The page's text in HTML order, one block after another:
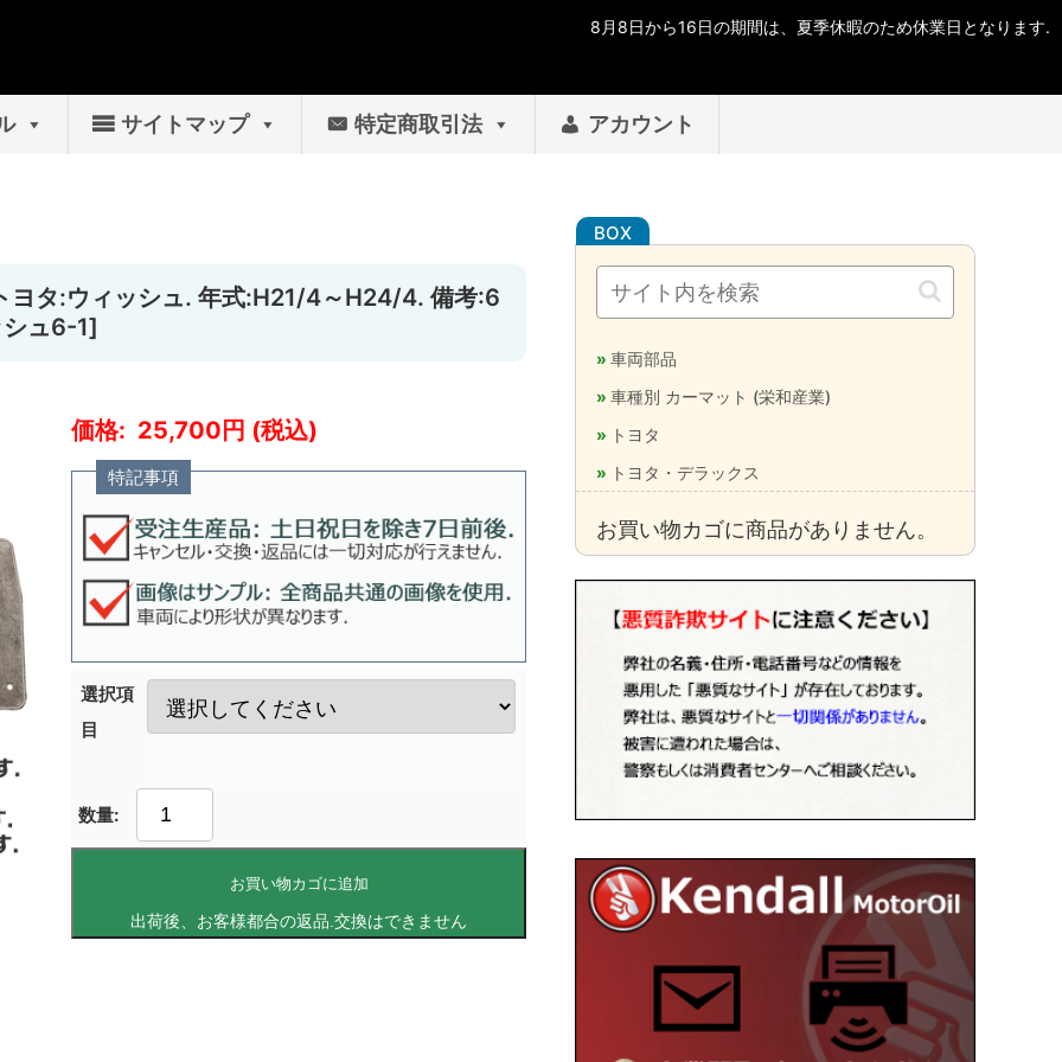
サイトマップ 特定商取引法 アカウント
ヨタ:ウィッシュ. 年式:H21/4～H24/4. 備考:6
ュ6-1]
25,700
特記事項
選択項
目
お買い物カゴに追加
車両部品
車種別 カーマット (栄和産業)
トヨタ
トヨタ・デラックス
お買い物カゴに商品がありません。